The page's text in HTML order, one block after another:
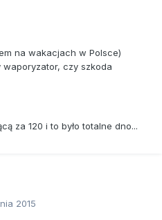
na wakacjach w Polsce)
czy szkoda
za 120 i to było totalne dno...
2015